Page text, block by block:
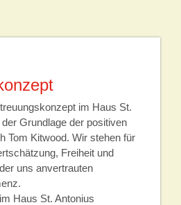
im Haus St.
Grundlage der positiven
Tom Kitwood. Wir stehen für
Freiheit und
uns anvertrauten
Haus St. Antonius